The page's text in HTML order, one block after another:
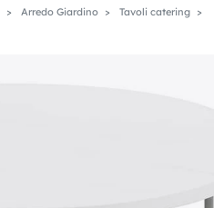
Arredo Giardino Tavoli catering